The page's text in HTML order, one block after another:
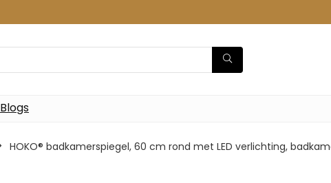
Blogs
HOKO® badkamerspiegel, 60 cm rond met LED verlichting,